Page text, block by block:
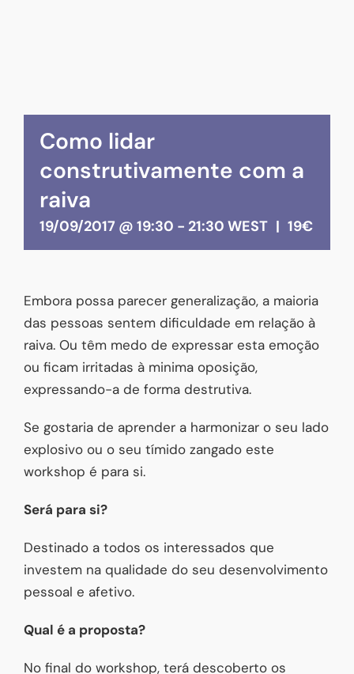
Como lidar
construtivamente com a
raiva
19/09/2017 @ 19:30 - 21:30 WEST | 19€
Embora possa parecer generalização, a maioria
das pessoas sentem dificuldade em relação à
raiva. Ou têm medo de expressar esta emoção
ou ficam irritadas à minima oposição,
expressando-a de forma destrutiva.
Se gostaria de aprender a harmonizar o seu lado
explosivo ou o seu tímido zangado este
workshop é para si.
Será para si?
Destinado a todos os interessados que
investem na qualidade do seu desenvolvimento
pessoal e afetivo.
Qual é a proposta?
No final do workshop, terá descoberto os